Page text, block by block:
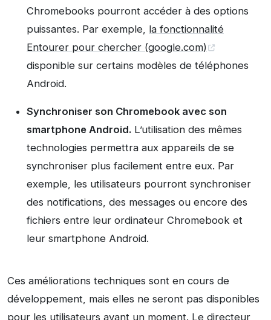
Chromebooks pourront accéder à des options
puissantes. Par exemple, la fonctionnalité
Entourer pour chercher (google.com)
disponible sur certains modèles de téléphones
Android.
Synchroniser son Chromebook avec son
smartphone Android. L’utilisation des mêmes
technologies permettra aux appareils de se
synchroniser plus facilement entre eux. Par
exemple, les utilisateurs pourront synchroniser
des notifications, des messages ou encore des
fichiers entre leur ordinateur Chromebook et
leur smartphone Android.
Ces améliorations techniques sont en cours de
développement, mais elles ne seront pas disponibles
pour les utilisateurs avant un moment. Le directeur